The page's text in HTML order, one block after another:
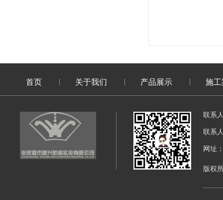
首页 关于我们 产品展示 施
联系
联系
网址
版权